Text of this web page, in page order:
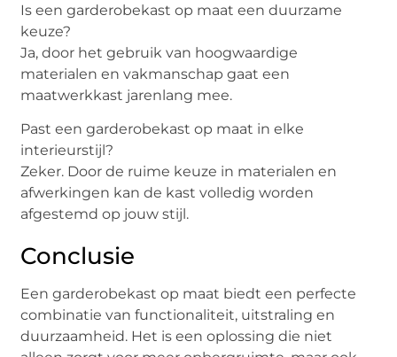
Is een garderobekast op maat een duurzame
keuze?
Ja, door het gebruik van hoogwaardige
materialen en vakmanschap gaat een
maatwerkkast jarenlang mee.
Past een garderobekast op maat in elke
interieurstijl?
Zeker. Door de ruime keuze in materialen en
afwerkingen kan de kast volledig worden
afgestemd op jouw stijl.
Conclusie
Een garderobekast op maat biedt een perfecte
combinatie van functionaliteit, uitstraling en
duurzaamheid. Het is een oplossing die niet